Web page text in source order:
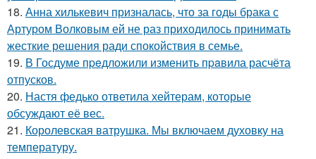
18. Анна хилькевич призналась, что за годы брака с
Артуром Волковым ей не раз приходилось принимать
жесткие решения ради спокойствия в семье.
19. В Госдуме пpeдложили изменить пpaвила расчёта
отпусков.
20. Настя федько ответила хейтерам, которые
обсуждают её вес.
21. Королевская ватрушка. Мы включаем духовку на
температуру.